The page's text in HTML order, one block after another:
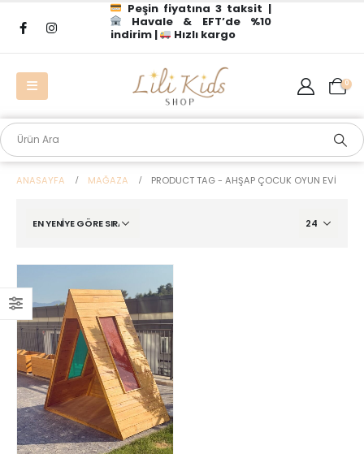
Peşin fiyatına 3 taksit |
Havale & EFT’de %10
indirim |
Hızlı kargo
0
ANASAYFA MAĞAZA PRODUCT TAG - AHŞAP ÇOCUK OYUN EVI